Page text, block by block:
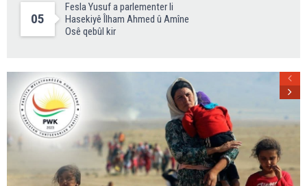
05
Fesla Yusuf a parlementer li
Hasekiyê Îlham Ahmed û Amîne
Osê qebûl kir